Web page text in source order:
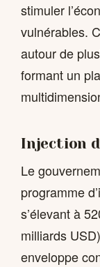
stimuler
vulnérables.
autour de
formant un
Injection
Le
programme
s’élevant à
milliards
enveloppe